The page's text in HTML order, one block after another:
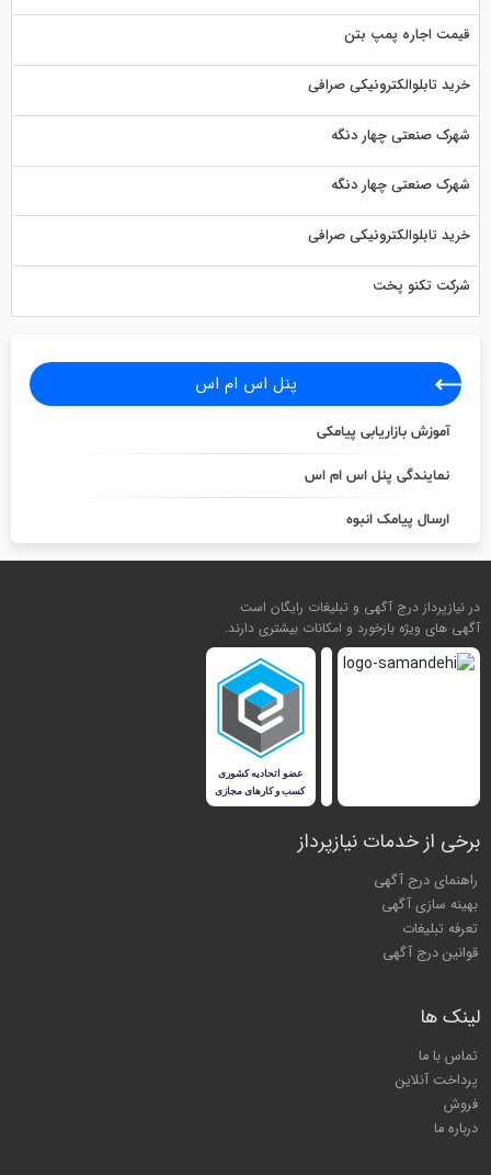
قیمت اجاره پمپ بتن
خرید تابلوالکترونیکی صرافی
شهرک صنعتی چهار دنگه
شهرک صنعتی چهار دنگه
خرید تابلوالکترونیکی صرافی
شرکت تکنو پخت
پنل اس ام اس
آموزش بازاریابی پیامکی
نمایندگی پنل اس ام اس
ارسال پیامک انبوه
در نیازپرداز درج آگهی و تبلیغات رایگان است
آگهی های ویژه بازخورد و امکانات بیشتری دارند.
برخی از خدمات نیازپرداز
راهنمای درج آگهی
بهینه سازی آگهی
تعرفه تبلیغات
قوانین درج آگهی
لینک ها
تماس با ما
پرداخت آنلاین
فروش
درباره ما